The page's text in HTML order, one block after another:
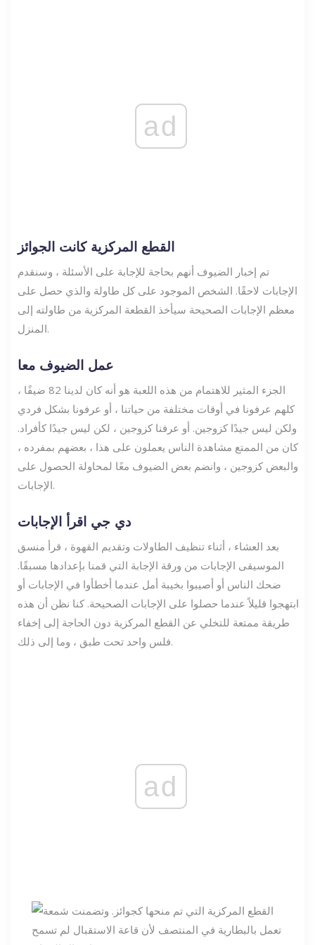
ad
القطع المركزية كانت الجوائز
تم إخبار الضيوف أنهم بحاجة للإجابة على الأسئلة ، وسنقدم
الإجابات لاحقًا. الشخص الموجود على كل طاولة والذي حصل على
معظم الإجابات الصحيحة سيأخذ القطعة المركزية من طاولته إلى
المنزل.
عمل الضيوف معا
الجزء المثير للاهتمام من هذه اللعبة هو أنه كان لدينا 82 ضيفًا ،
كلهم ​​عرفونا في أوقات مختلفة من حياتنا ، أو عرفونا بشكل فردي
ولكن ليس جيدًا كزوجين. أو عرفنا كزوجين ، لكن ليس جيدًا كأفراد.
كان من الممتع مشاهدة الناس يعملون على هذا ، بعضهم بمفرده ،
والبعض كزوجين ، وانضم بعض الضيوف معًا لمحاولة الحصول على
الإجابات.
دي جي اقرأ الإجابات
بعد العشاء ، أثناء تنظيف الطاولات وتقديم القهوة ، قرأ منسق
الموسيقى الإجابات من ورقة الإجابة التي قمنا بإعدادها مسبقًا.
ضحك الناس أو أصيبوا بخيبة أمل عندما أخطأوا في الإجابات أو
ابتهجوا قليلاً عندما حصلوا على الإجابات الصحيحة. كنا نظن أن هذه
طريقة ممتعة للتخلي عن القطع المركزية دون الحاجة إلى إخفاء
فلس واحد تحت طبق ، وما إلى ذلك.
ad